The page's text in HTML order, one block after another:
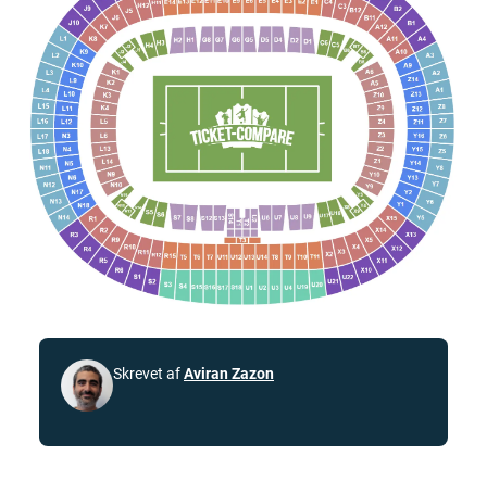
Skrevet afAviran Zazon